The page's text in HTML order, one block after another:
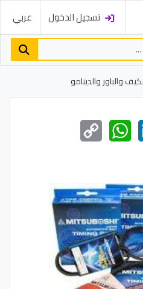
تسجيل الدخول عربي
والباور والدينامو
WhatsApp
Copy
Link